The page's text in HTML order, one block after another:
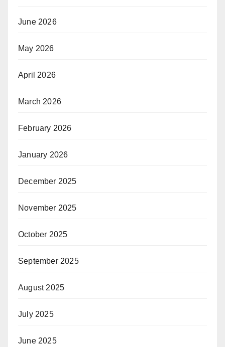
June 2026
May 2026
April 2026
March 2026
February 2026
January 2026
December 2025
November 2025
October 2025
September 2025
August 2025
July 2025
June 2025